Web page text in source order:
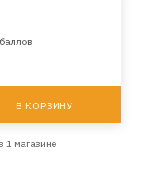
В КОРЗИНУ
1 магазине